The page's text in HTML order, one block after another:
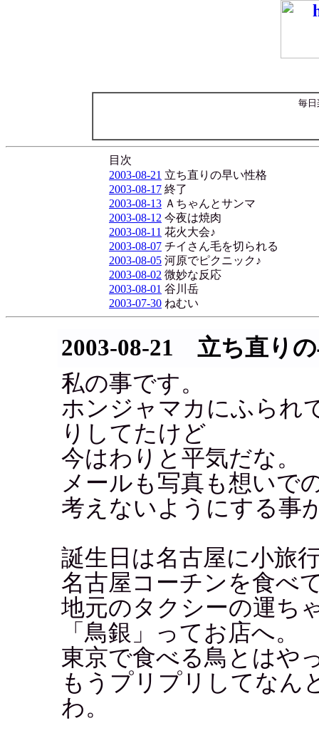
毎日
目次
2003-08-21 立ち直りの早い性格
2003-08-17 終了
2003-08-13 Ａちゃんとサンマ
2003-08-12 今夜は焼肉
2003-08-11 花火大会♪
2003-08-07 チイさん毛を切られる
2003-08-05 河原でピクニック♪
2003-08-02 微妙な反応
2003-08-01 谷川岳
2003-07-30 ねむい
2003-08-21 立ち直り
私の事です。
ホンジャマカにふられ
りしてたけど
今はわりと平気だな。
メールも写真も想いで
考えないようにする事
誕生日は名古屋に小旅
名古屋コーチンを食べ
地元のタクシーの運ち
「鳥銀」ってお店へ。
東京で食べる鳥とはや
もうプリプリしてなん
わ。